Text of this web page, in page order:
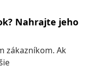
Nahrajte jeho
zákazníkom. Ak